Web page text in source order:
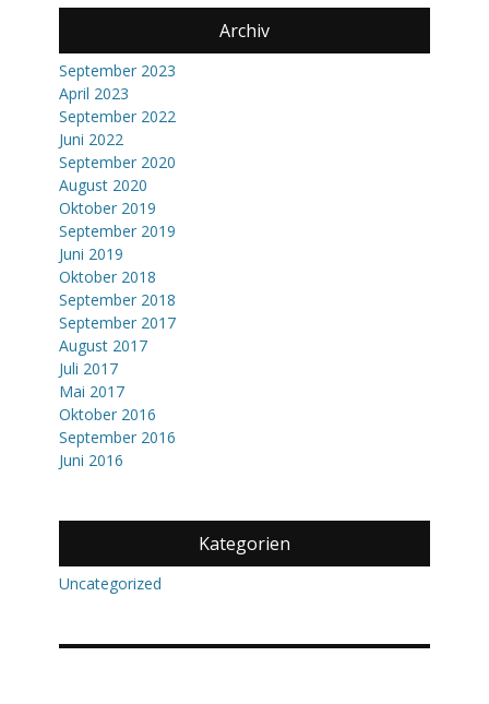
Archiv
September 2023
April 2023
September 2022
Juni 2022
September 2020
August 2020
Oktober 2019
September 2019
Juni 2019
Oktober 2018
September 2018
September 2017
August 2017
Juli 2017
Mai 2017
Oktober 2016
September 2016
Juni 2016
Kategorien
Uncategorized